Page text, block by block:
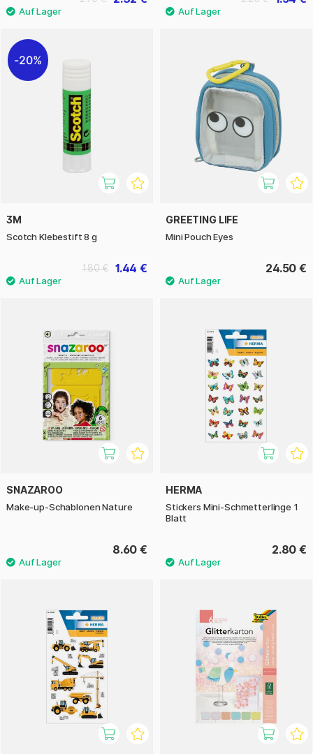
20%
3M
Scotch Klebestift 8 g
1.44 €
1.80 €
GREETING LIFE
Mini Pouch Eyes
24.50 €
SNAZAROO
Make-up-Schablonen Nature
8.60 €
HERMA
Stickers Mini-Schmetterlinge 1
Blatt
2.80 €